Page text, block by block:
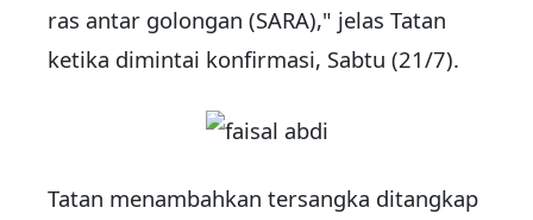
ras antar golongan (SARA)," jelas Tatan
ketika dimintai konfirmasi, Sabtu (21/7).
Tatan menambahkan tersangka ditangkap